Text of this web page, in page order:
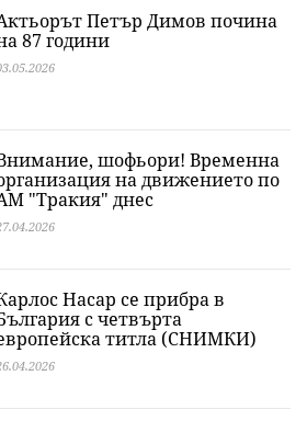
Петър Димов почина
87 години
шофьори! Временна
на движението по
"Тракия" днес
Насар се прибра в
с четвърта
титла (СНИМКИ)